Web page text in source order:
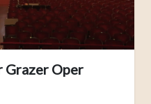
Grazer Oper